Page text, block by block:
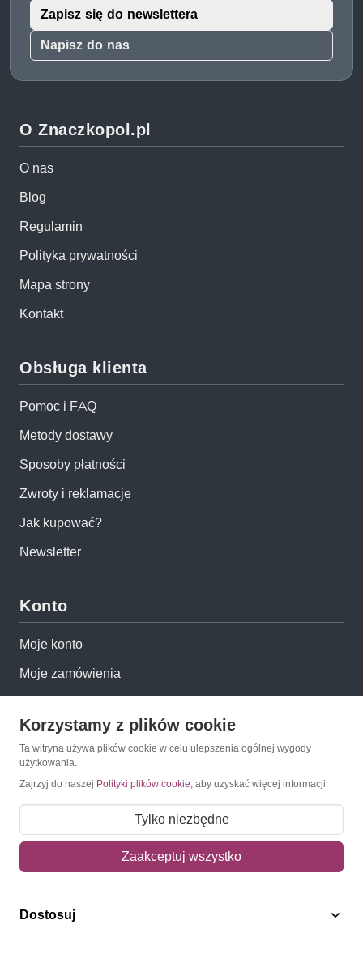
Napisz do nas
Zapisz się do newslettera
O Znaczkopol.pl
O nas
Blog
Regulamin
Polityka prywatności
Mapa strony
Kontakt
Obsługa klienta
Pomoc i FAQ
Metody dostawy
Sposoby płatności
Zwroty i reklamacje
Jak kupować?
Newsletter
Konto
Moje konto
Moje zamówienia
Adres dostawy
Polecamy
Znaczki Kolarstwo
Korzystamy z plików cookie
Ta witryna używa plików cookie w celu ulepszenia ogólnej wygody
użytkowania.
Zajrzyj do naszej Polityki plików cookie, aby uzyskać więcej informacji.
Tylko niezbędne
Zaakceptuj wszystko
Dostosuj